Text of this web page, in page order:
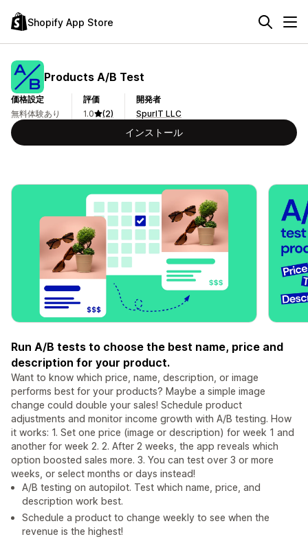
Shopify App Store
Products A/B Test
価格設定
無料体験あり
評価
1.0
(2)
開発者
SpurIT LLC
インストール
Run A/B tests to choose the best name, price and
description for your product.
Want to know which price, name, description, or image
performs best for your products? Maybe a simple image
change could double your sales! Schedule product
adjustments and monitor income growth with A/B testing. How
it works: 1. Set one price (image or description) for week 1 and
another for week 2. 2. After 2 weeks, the app reveals which
option boosted sales more. 3. You can test over 3 or more
weeks, or select months or days instead!
A/B testing on autopilot. Test which name, price, and
description work best.
Schedule a product to change weekly to see when the
revenue is the highest!